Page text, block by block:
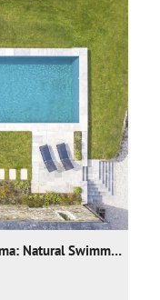
2. Platz - KATEGORIE: Living Pool - Firma: Natural Swimming Pools Ltd